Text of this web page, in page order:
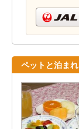
ペットと泊ま